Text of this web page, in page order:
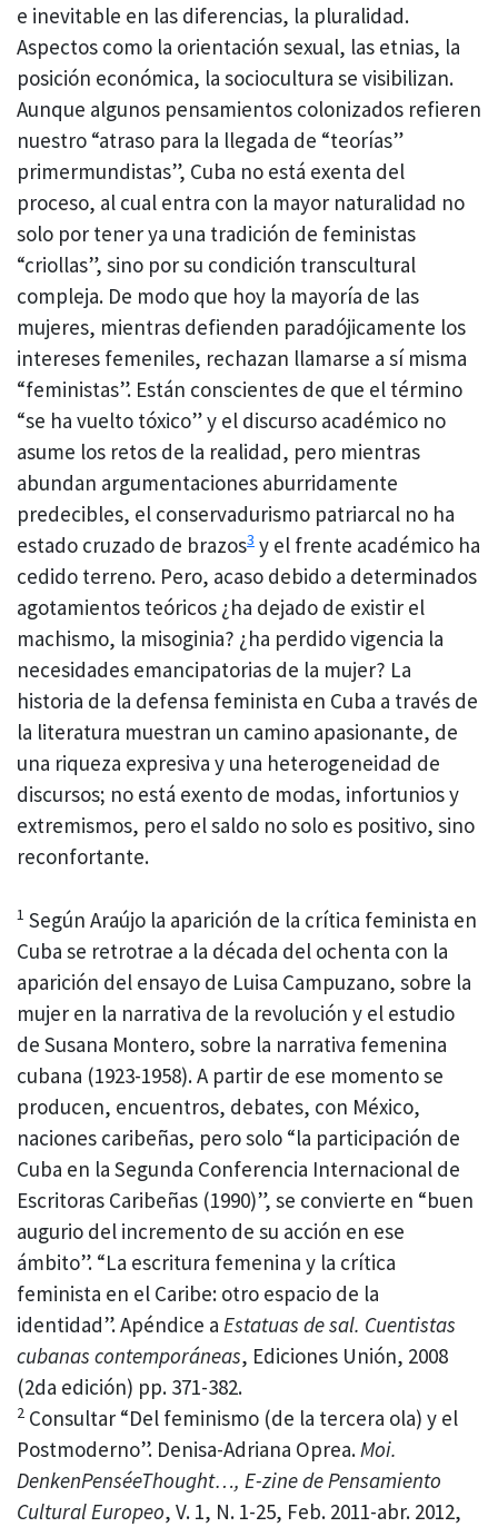
e inevitable en las diferencias, la pluralidad.
Aspectos como la orientación sexual, las etnias, la
posición económica, la sociocultura se visibilizan.
Aunque algunos pensamientos colonizados refieren
nuestro “atraso para la llegada de “teorías”
primermundistas”, Cuba no está exenta del
proceso, al cual entra con la mayor naturalidad no
solo por tener ya una tradición de feministas
“criollas”, sino por su condición transcultural
compleja. De modo que hoy la mayoría de las
mujeres, mientras defienden paradójicamente los
intereses femeniles, rechazan llamarse a sí misma
“feministas”. Están conscientes de que el término
“se ha vuelto tóxico” y el discurso académico no
asume los retos de la realidad, pero mientras
abundan argumentaciones aburridamente
predecibles, el conservadurismo patriarcal no ha
estado cruzado de brazos3 y el frente académico ha
cedido terreno. Pero, acaso debido a determinados
agotamientos teóricos ¿ha dejado de existir el
machismo, la misoginia? ¿ha perdido vigencia la
necesidades emancipatorias de la mujer? La
historia de la defensa feminista en Cuba a través de
la literatura muestran un camino apasionante, de
una riqueza expresiva y una heterogeneidad de
discursos; no está exento de modas, infortunios y
extremismos, pero el saldo no solo es positivo, sino
reconfortante.
1 Según Araújo la aparición de la crítica feminista en
Cuba se retrotrae a la década del ochenta con la
aparición del ensayo de Luisa Campuzano, sobre la
mujer en la narrativa de la revolución y el estudio
de Susana Montero, sobre la narrativa femenina
cubana (1923-1958). A partir de ese momento se
producen, encuentros, debates, con México,
naciones caribeñas, pero solo “la participación de
Cuba en la Segunda Conferencia Internacional de
Escritoras Caribeñas (1990)”, se convierte en “buen
augurio del incremento de su acción en ese
ámbito”. “La escritura femenina y la crítica
feminista en el Caribe: otro espacio de la
identidad”. Apéndice a Estatuas de sal. Cuentistas
cubanas contemporáneas, Ediciones Unión, 2008
(2da edición) pp. 371-382.
2 Consultar “Del feminismo (de la tercera ola) y el
Postmoderno”. Denisa-Adriana Oprea.Moi.
DenkenPenséeThought…, E-zine de Pensamiento
Cultural Europeo, V. 1, N. 1-25, Feb. 2011-abr. 2012,